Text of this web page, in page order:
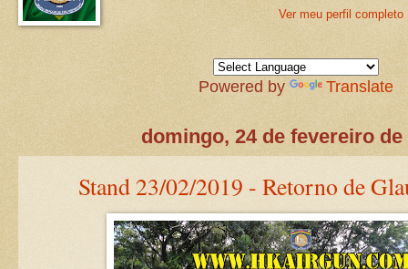
Ver meu perfil completo
Powered by Translate
domingo, 24 de fevereiro de
Stand 23/02/2019 - Retorno de